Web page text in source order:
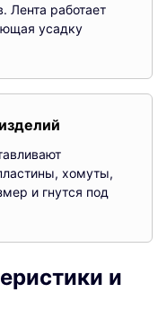
Лента работает
усадку
хомуты,
и гнутся под
и